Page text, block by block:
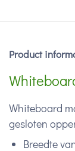
Product
Whiteboard
gesloten
Breedte